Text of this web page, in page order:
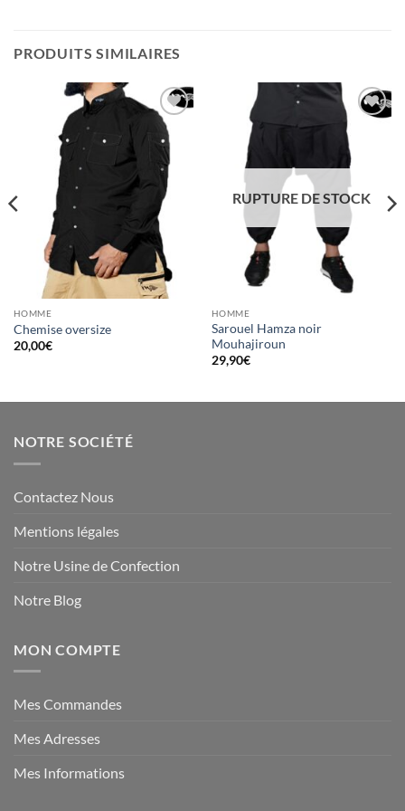
PRODUITS SIMILAIRES
Ajouter
à la liste
d’envies
HOMME
Chemise oversize
20,00€
Ajouter
à la liste
d’envies
RUPTURE DE STOCK
HOMME
Sarouel Hamza noir
Mouhajiroun
29,90€
NOTRE SOCIÉTÉ
Contactez Nous
Mentions légales
Notre Usine de Confection
Notre Blog
MON COMPTE
Mes Commandes
Mes Adresses
Mes Informations